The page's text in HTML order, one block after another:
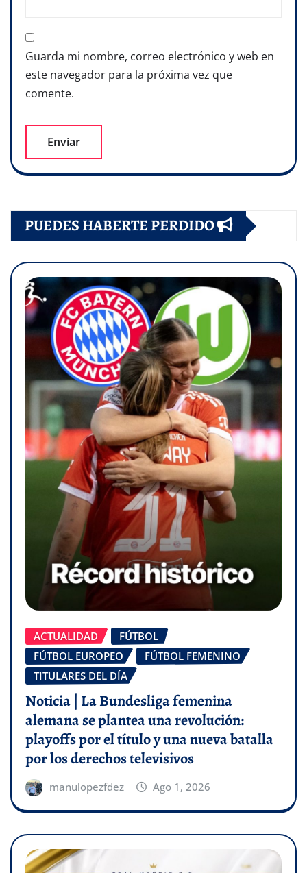
Guarda mi nombre, correo electrónico y web en
este navegador para la próxima vez que
comente.
PUEDES HABERTE PERDIDO
ACTUALIDAD
FÚTBOL
FÚTBOL EUROPEO
FÚTBOL FEMENINO
TITULARES DEL DÍA
Noticia | La Bundesliga femenina
alemana se plantea una revolución:
playoffs por el título y una nueva batalla
por los derechos televisivos
manulopezfdez Ago 1, 2026